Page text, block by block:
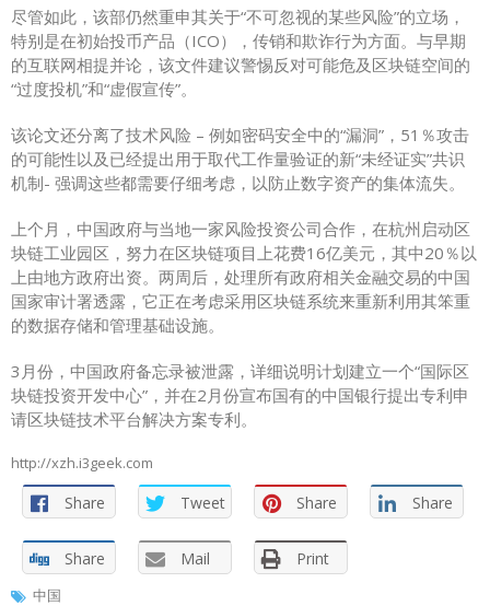
尽管如此，该部仍然重申其关于“不可忽视的某些风险”的立场，
特别是在初始投币产品（ICO），传销和欺诈行为方面。与早期
的互联网相提并论，该文件建议警惕反对可能危及区块链空间的
“过度投机”和“虚假宣传”。
该论文还分离了技术风险 – 例如密码安全中的“漏洞”， 51％攻击
的可能性以及已经提出用于取代工作量验证的新“未经证实”共识
机制- 强调这些都需要仔细考虑，以防止数字资产的集体流失。
上个月，中国政府与当地一家风险投资公司合作，在杭州 启动区
块链工业园区，努力在区块链项目上花费16亿美元，其中20％以
上由地方政府出资。两周后，处理所有政府相关金融交易的中国
国家审计署透露 ，它正在考虑采用区块链系统来重新利用其笨重
的数据存储和管理基础设施。
3月份，中国政府备忘录被泄露，详细说明计划建立一个“国际区
块链投资开发中心”，并在2月份宣布国有的中国银行提出专利申
请区块链技术平台解决方案专利。
http://xzh.i3geek.com
Share Tweet Share Share
Share Mail Print
中国